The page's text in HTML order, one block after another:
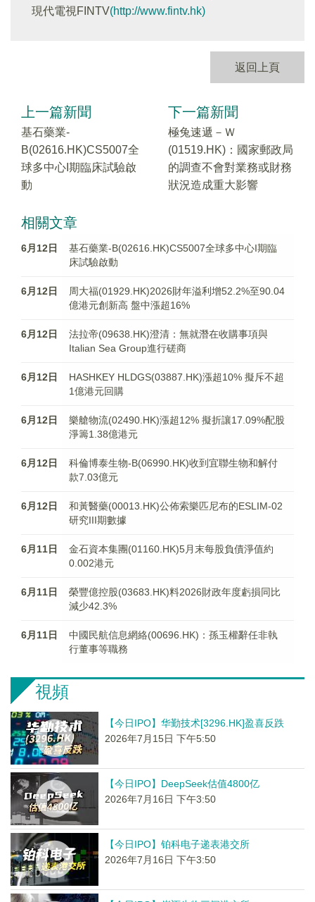
現代電視FINTV(http://www.fintv.hk)
返回上頁
上一篇新聞
基石藥業-
B(02616.HK)CS5007全
球多中心I期臨床試驗啟
動
下一篇新聞
極兔速遞－Ｗ
(01519.HK)：國家郵政局
的調查不會對業務或財務
狀況造成重大影響
相關文章
6月12日
基石藥業-B(02616.HK)CS5007全球多中心I期臨
床試驗啟動
6月12日
周大福(01929.HK)2026財年溢利增52.2%至90.04
億港元創新高 盤中漲超16%
6月12日
法拉帝(09638.HK)澄清：無就潛在收購事項與
Italian Sea Group進行磋商
6月12日
HASHKEY HLDGS(03887.HK)漲超10% 擬斥不超
1億港元回購
6月12日
樂艙物流(02490.HK)漲超12% 擬折讓17.09%配股
淨籌1.38億港元
6月12日
科倫博泰生物-B(06990.HK)收到宜聯生物和解付
款7.03億元
6月12日
和黃醫藥(00013.HK)公佈索樂匹尼布的ESLIM-02
研究III期數據
6月11日
金石資本集團(01160.HK)5月末每股負債淨值約
0.002港元
6月11日
榮豐億控股(03683.HK)料2026財政年度虧損同比
減少42.3%
6月11日
中國民航信息網絡(00696.HK)：孫玉權辭任非執
行董事等職務
視頻
【今日IPO】华勤技术[3296.HK]盈喜反跌
2026年7月15日 下午5:50
【今日IPO】DeepSeek估值4800亿
2026年7月16日 下午3:50
【今日IPO】铂科电子递表港交所
2026年7月16日 下午3:50